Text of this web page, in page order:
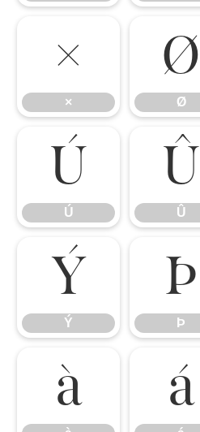
×
×
Ø
Ø
Ú
Ú
Û
Û
Ý
Ý
Þ
Þ
à á